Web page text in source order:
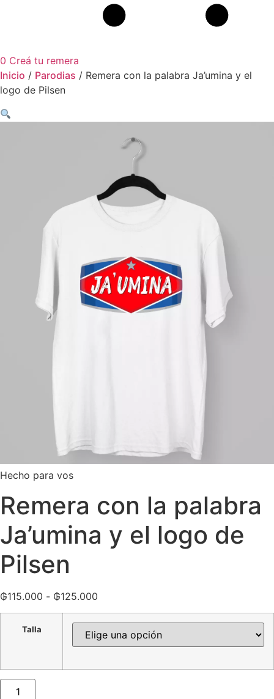
0 Creá tu remera
Inicio / Parodias / Remera con la palabra Ja’umina y el
logo de Pilsen
Hecho para vos
Remera con la palabra
Ja’umina y el logo de
Pilsen
₲115.000 - ₲125.000
Talla